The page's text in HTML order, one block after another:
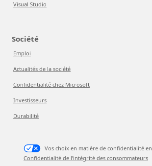
Visual Studio
Société
Emploi
Actualités de la société
Confidentialité chez Microsoft
Investisseurs
Durabilité
Vos choix en matière de confidentialité
Confidentialité de l’intégrité des consommateurs